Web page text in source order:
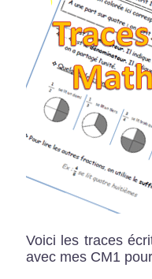
Voici les traces
avec mes CM1